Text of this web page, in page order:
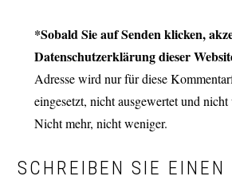
LESER-
INTERAKTIONEN
*Sobald Sie auf Senden klicken,
Datenschutzerklärung dieser
Adresse wird nur für diese
eingesetzt, nicht ausgewertet und nicht
Nicht mehr, nicht weniger.
SCHREIBEN SIE EINEN